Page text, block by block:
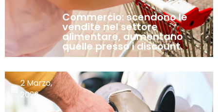
Commercio: scendono le
vendite nel settore
alimentare, aumentano
quelle presso i discount.
2 Marzo,
2026